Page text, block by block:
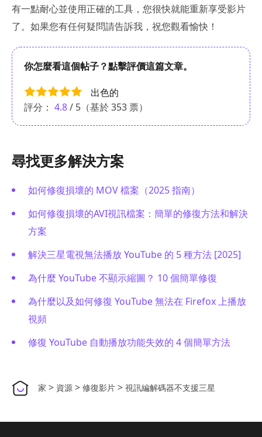
有一點耐心並使用正確的工具，您很快就能重新享受影片
了。如果您有任何疑問請告訴我，祝您觀看愉快！
你怎麼看這個帖子？點擊評價這篇文章。
出色的
評分： 4.8/ 5（基於353 票）
尋找更多解決方案
如何修復損壞的 MOV 檔案（2025 指南）
如何修復損壞的AVI視訊檔案：簡單的修復方法和解決
方案
解決三星電視無法播放 YouTube 的 5 種方法 [2025]
為什麼 YouTube 不顯示縮圖？ 10 個簡單修復
為什麼以及如何修復 YouTube 無法在 Firefox 上播放
視頻
修復 YouTube 自動播放功能失效的 4 個簡單方法
家 > 資源 > 修復影片 > 視訊編解碼器不支援三星